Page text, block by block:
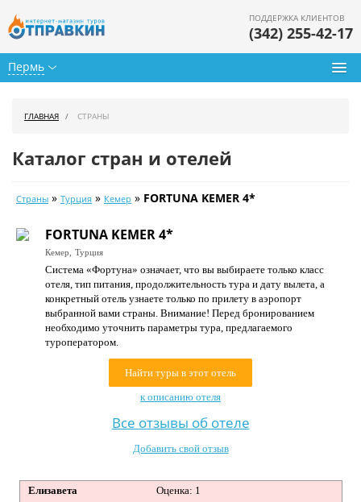
Пермь
ПОДДЕРЖКА КЛИЕНТОВ
(342) 255-42-17
Календарь туров
Цены дня
Страны
Как купить
О нас
ГЛАВНАЯ СТРАНЫ
Каталог стран и отелей
Страны » Турция » Кемер » FORTUNA KEMER 4*
FORTUNA KEMER 4*
Кемер, Турция
Система «Фортуна» означает, что вы выбираете только класс
отеля, тип питания, продолжительность тура и дату вылета, а
конкретный отель узнаете только по прилету в аэропорт
выбранной вами страны. Внимание! Перед бронированием
необходимо уточнить параметры тура, предлагаемого
туроператором.
Найти туры в этот отель
к описанию отеля
Все отзывы об отеле
Добавить свой отзыв
Елизавета Оценка: 1